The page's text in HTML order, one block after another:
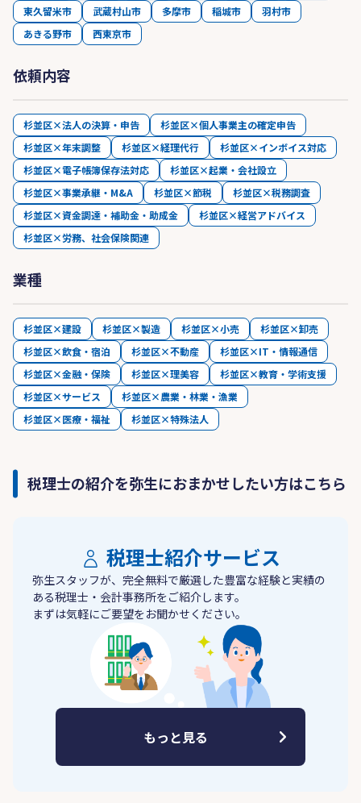
東久留米市
武蔵村山市 多摩市 稲城市
羽村市
あきる野市
西東京市
依頼内容
杉並区×法人の決算・申告
杉並区×個人事業主の確定申告
杉並区×年末調整
杉並区×経理代行
杉並区×インボイス対応
杉並区×電子帳簿保存法対応
杉並区×起業・会社設立
杉並区×事業承継・M&A
杉並区×節税
杉並区×税務調査
杉並区×資金調達・補助金・助成金
杉並区×経営アドバイス
杉並区×労務、社会保険関連
業種
杉並区×建設 杉並区×製造 杉並区×小売
杉並区×卸売
杉並区×飲食・宿泊
杉並区×不動産
杉並区×IT・情報通信
杉並区×金融・保険
杉並区×理美容
杉並区×教育・学術支援
杉並区×サービス
杉並区×農業・林業・漁業
杉並区×医療・福祉
杉並区×特殊法人
税理士の紹介を弥生におまかせしたい方はこちら
税理士紹介サービス
弥生スタッフが、完全無料で厳選した豊富な経験と実績の
ある税理士・会計事務所をご紹介します。
まずは気軽にご要望をお聞かせください。
もっと見る